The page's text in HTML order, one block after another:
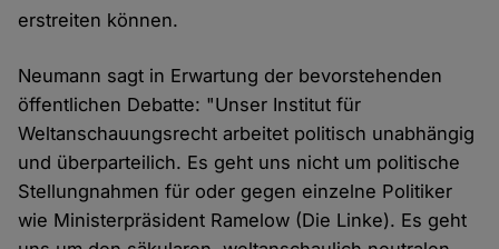
erstreiten können.
Neumann sagt in Erwartung der bevorstehenden
öffentlichen Debatte: "Unser Institut für
Weltanschauungsrecht arbeitet politisch unabhängig
und überparteilich. Es geht uns nicht um politische
Stellungnahmen für oder gegen einzelne Politiker
wie Ministerpräsident Ramelow (Die Linke). Es geht